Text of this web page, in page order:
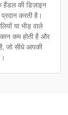
हैंडल की डिज़ाइन
करती है।
या भीड़ वाले
कम होती है और
जो सीधे आपकी